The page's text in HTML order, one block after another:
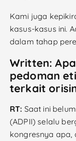
Kami juga
kasus-kasus ini.
dalam tahap
Written:
pedoman
terkait
RT: Saat ini
(ADPII) selalu
kongresnya apa,